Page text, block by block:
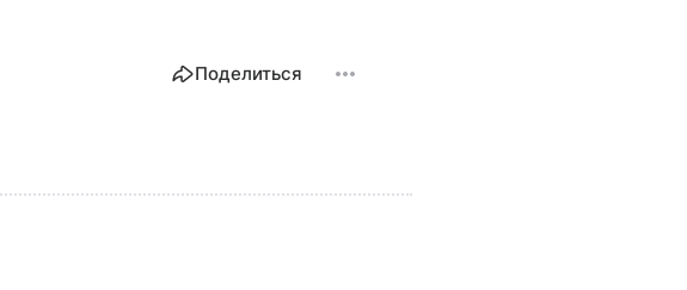
Поделиться